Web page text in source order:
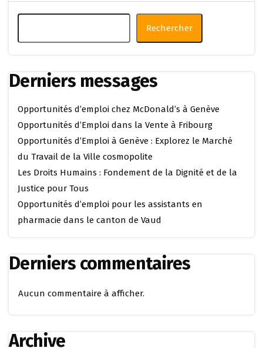
Rechercher
Derniers messages
Opportunités d’emploi chez McDonald’s à Genève
Opportunités d’Emploi dans la Vente à Fribourg
Opportunités d’Emploi à Genève : Explorez le Marché
du Travail de la Ville cosmopolite
Les Droits Humains : Fondement de la Dignité et de la
Justice pour Tous
Opportunités d’emploi pour les assistants en
pharmacie dans le canton de Vaud
Derniers commentaires
Aucun commentaire à afficher.
Archive